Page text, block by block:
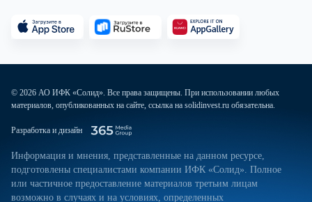
© 2026 АО ИФК «Солид». Все права защищены. При использовании любых
материалов, опубликованных на сайте, ссылка на solidinvest.ru обязательна.
Разработка и дизайн
Информация и мнения, представленные на данном ресурсе,
подготовлены специалистами компании ИФК «Солид». Полное
или частичное предоставление материалов третьим лицам
возможно в случаях и на условиях, определенных